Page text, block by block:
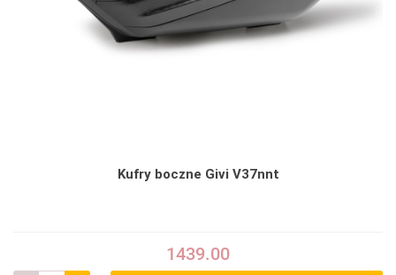
Kufry boczne Givi V37nnt
1439.00